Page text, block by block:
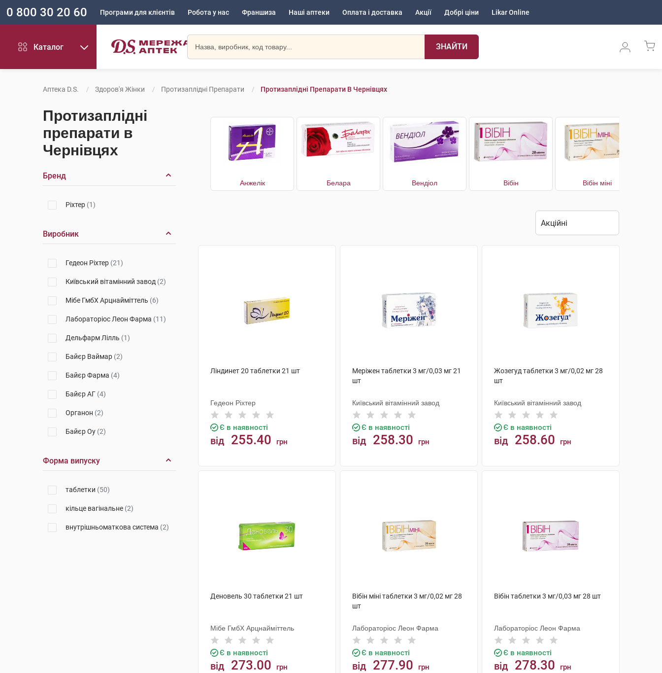
0 800 30 20 60 Програми для клієнтів Робота у нас Франшиза Наші аптеки Оплата і доставка Акції Добрі ціни Likar Online
Каталог ЗНАЙТИ
Аптека D.S. Здоров'я Жінки Протизаплідні Препарати Протизаплідні Препарати В Чернівцях
Протизаплідні
препарати в
Чернівцях
Бренд
Ріхтер (1)
Виробник
Гедеон Ріхтер (21)
Київський вітамінний завод (2)
Мібе ГмбХ Арцнайміттель (6)
Лабораторіос Леон Фарма (11)
Дельфарм Лілль (1)
Байєр Ваймар (2)
Байєр Фарма (4)
Байєр АГ (4)
Органон (2)
Байєр Оу (2)
Форма випуску
таблетки (50)
кільце вагінальне (2)
внутрішньоматкова система (2)
Анжелік Белара Вендіол Вібін Вібін міні
Ліндинет 20 таблетки 21 шт
Гедеон Ріхтер
Є в наявності
від 255.40 грн
Меріжен таблетки 3 мг/0,03 мг 21
шт
Київський вітамінний завод
Є в наявності
від 258.30 грн
Жозегуд таблетки 3 мг/0,02 мг 28
шт
Київський вітамінний завод
Є в наявності
від 258.60 грн
Деновель 30 таблетки 21 шт
Мібе ГмбХ Арцнайміттель
Є в наявності
від 273.00 грн
Вібін міні таблетки 3 мг/0,02 мг 28
шт
Лабораторіос Леон Фарма
Є в наявності
від 277.90 грн
Вібін таблетки 3 мг/0,03 мг 28 шт
Лабораторіос Леон Фарма
Є в наявності
від 278.30 грн